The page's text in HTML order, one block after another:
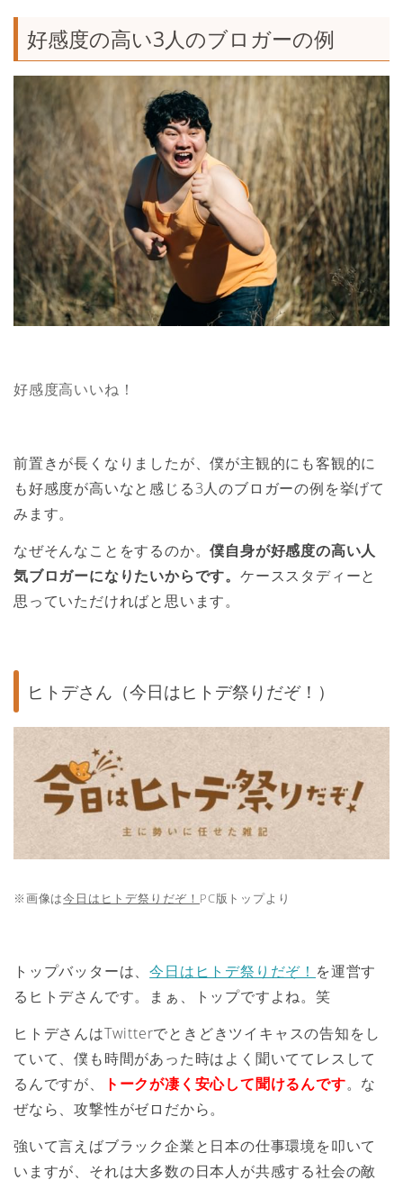
好感度の高い3人のブロガーの例
好感度高いいね！
前置きが長くなりましたが、僕が主観的にも客観的に
も好感度が高いなと感じる3人のブロガーの例を挙げて
みます。
なぜそんなことをするのか。僕自身が好感度の高い人
気ブロガーになりたいからです。 ケーススタディーと
思っていただければと思います。
ヒトデさん（今日はヒトデ祭りだぞ！）
※画像は今日はヒトデ祭りだぞ！ PC版トップより
トップバッターは、今日はヒトデ祭りだぞ！ を運営す
るヒトデさんです。まぁ、トップですよね。笑
ヒトデさんはTwitterでときどきツイキャスの告知をし
ていて、僕も時間があった時はよく聞いててレスして
るんですが、
トークが凄く安心して聞けるんです。な
ぜなら、攻撃性がゼロだから。
強いて言えばブラック企業と日本の仕事環境を叩いて
いますが、それは大多数の日本人が共感する社会の敵